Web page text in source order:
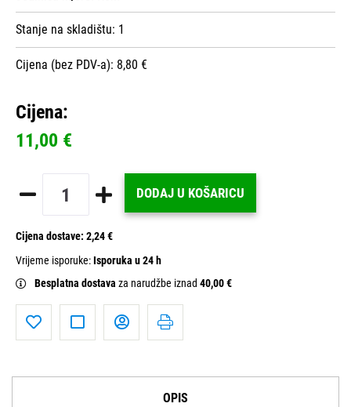
Stanje na skladištu: 1
Cijena (bez PDV-a): 8,80 €
Cijena:
11,00 €
DODAJ U KOŠARICU
Cijena dostave: 2,24 €
Vrijeme isporuke:Isporuka u 24 h
Besplatna dostava za narudžbe iznad 40,00 €
OPIS